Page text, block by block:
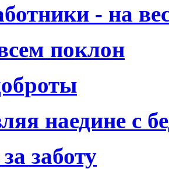
- на
поклон
наедине с
заботу